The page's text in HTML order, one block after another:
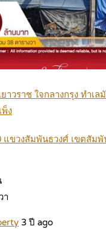
าวราช ใจกลางกรุง ทำเล
ง
แขวงสัมพันธวงศ์ เขตสัม
า
3 ปี ago